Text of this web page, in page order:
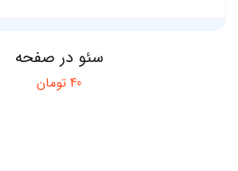
سئو در صفحه
40 تومان